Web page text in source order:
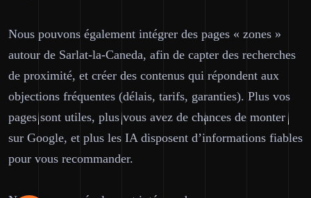
Nous pouvons également intégrer des pages « zones »
autour de Sarlat-la-Caneda, afin de capter des recherches
de proximité, et créer des contenus qui répondent aux
objections fréquentes (délais, tarifs, garanties). Plus vos
pages sont utiles, plus vous avez de chances de monter
sur Google, et plus les IA disposent d’informations fiables
pour vous recommander.